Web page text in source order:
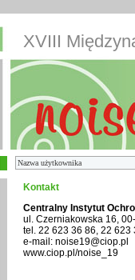
XVIII
Kontakt
Centralny Instytut
ul. Czerniakowska 16,
tel. 22 623 36 86, 22 623
e-mail: noise19@ciop.pl
www.ciop.pl/noise_19